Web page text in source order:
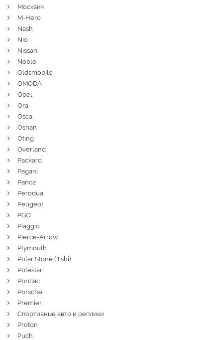
Москвич
M-Hero
Nash
Nio
Nissan
Noble
Oldsmobile
OMODA
Opel
Ora
Osca
Oshan
Oting
Overland
Packard
Pagani
Panoz
Perodua
Peugeot
PGO
Piaggio
Pierce-Arrow
Plymouth
Polar Stone (Jishi)
Polestar
Pontiac
Porsche
Premier
Спортивные авто и реплики
Proton
Puch